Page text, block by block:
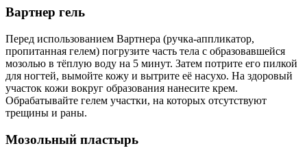
Вартнер гель
Перед использованием Вартнера (ручка-аппликатор,
пропитанная гелем) погрузите часть тела с образовавшейся
мозолью в тёплую воду на 5 минут. Затем потрите его пилкой
для ногтей, вымойте кожу и вытрите её насухо. На здоровый
участок кожи вокруг образования нанесите крем.
Обрабатывайте гелем участки, на которых отсутствуют
трещины и раны.
Мозольный пластырь